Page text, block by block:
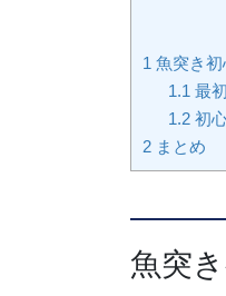
1 魚突き
1.1 最
1.2初
2 まとめ
魚突